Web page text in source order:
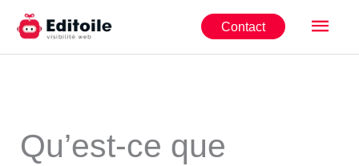
Contact
Qu’est-ce que